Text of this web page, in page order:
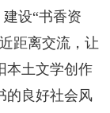
设“书香资
距离交流，让
本土文学创作
的良好社会风